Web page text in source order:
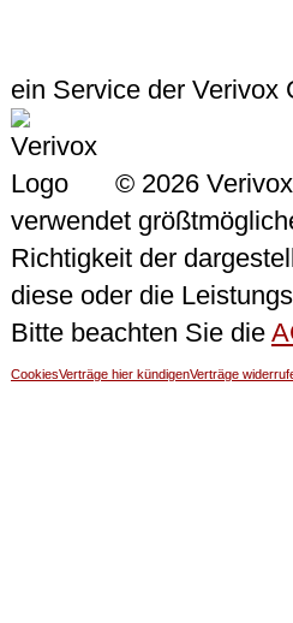
ein Service der Verivox
© 2026
verwendet
Richtigkeit der
diese oder die
Bitte beachten Sie die
CookiesVerträge hier kündigenVerträge